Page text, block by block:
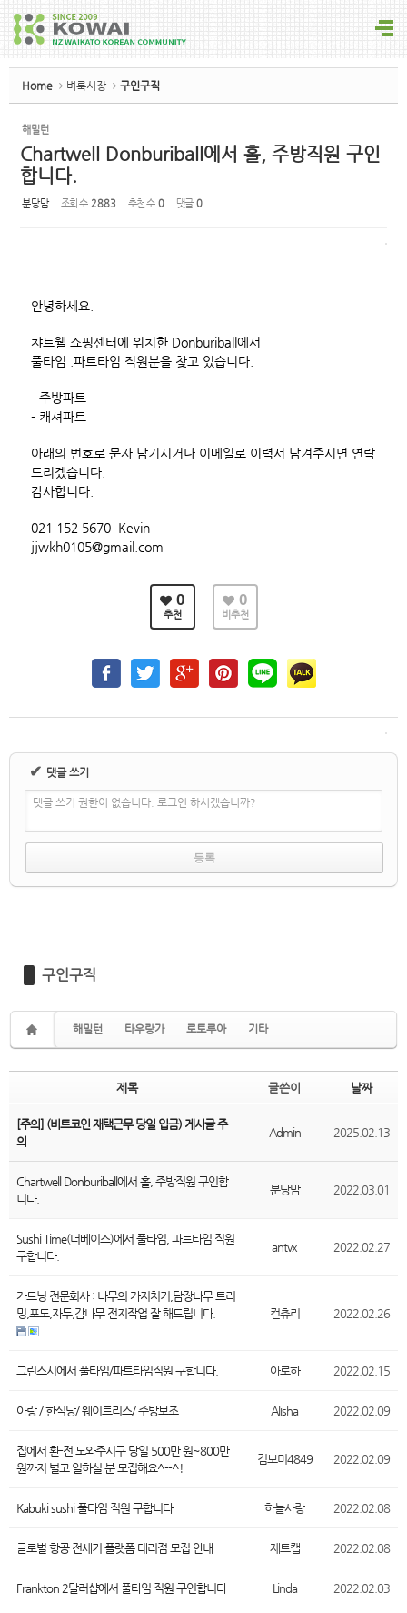
Home 벼룩시장 구인구직
해밀턴
Chartwell Donburiball에서 홀, 주방직원 구인
합니다.
분당맘 조회 수 2883 추천 수 0 댓글 0
안녕하세요.
챠트웰 쇼핑센터에 위치한 Donburiball에서
풀타임 .파트타임 직원분을 찾고 있습니다.
- 주방파트
- 캐셔파트
아래의 번호로 문자 남기시거나 이메일로 이력서 남겨주시면 연락
드리겠습니다.
감사합니다.
021 152 5670 Kevin
jjwkh0105@gmail.com
0
추천
0
비추천
✔ 댓글 쓰기
댓글 쓰기 권한이 없습니다. 로그인 하시겠습니까?
구인구직
해밀턴 타우랑가 로토루아 기타
제목 글쓴이 날짜
[주의] (비트코인 재택근무 당일 입금) 게시글 주
의
Admin 2025.02.13
Chartwell Donburiball에서 홀, 주방직원 구인합
니다.
분당맘 2022.03.01
Sushi Time(더베이스)에서 풀타임, 파트타임 직원
구합니다.
antvx 2022.02.27
가드닝 전문회사 : 나무의 가지치기,담장나무 트리
밍,포도,자두,감나무 전지작업 잘 해드립니다.
컨츄리 2022.02.26
그린스시에서 풀타임/파트타임직원 구합니다. 아로하 2022.02.15
아랑 / 한식당/ 웨이트리스/ 주방보조 Alisha 2022.02.09
집에서 환-전 도와주시구 당일 500만 원~800만
원까지 벌고 일하실 분 모집해요^--^!
김보미4849 2022.02.09
Kabuki sushi 풀타임 직원 구합니다 하늘사랑 2022.02.08
글로벌 항공 전세기 플랫폼 대리점 모집 안내 제트캡 2022.02.08
Frankton 2달러샵에서 풀타임 직원 구인합니다 Linda 2022.02.03
Sketchbook5, 스케치북5
Sketchbook5, 스케치북5